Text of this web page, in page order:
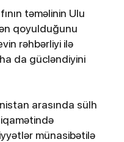
təməlinin Ulu
qoyulduğunu
rəhbərliyi ilə
da gücləndiyini
arasında sülh
münasibətilə